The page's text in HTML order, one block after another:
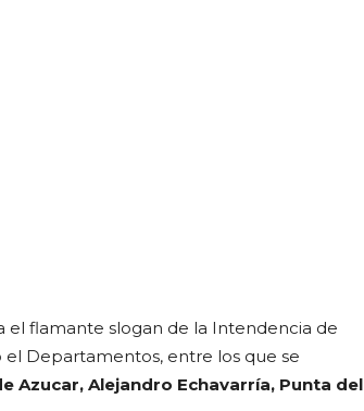
el flamante slogan de la Intendencia de
Departamentos, entre los que se
Azucar, Alejandro Echavarría, Punta del